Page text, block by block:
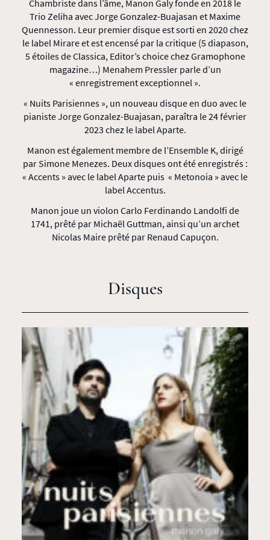
Chambriste dans l’âme, Manon Galy fonde en 2018 le
Trio Zeliha avec Jorge Gonzalez-Buajasan et Maxime
Quennesson. Leur premier disque est sorti en 2020 chez
le label Mirare et est encensé par la critique (5 diapason,
5 étoiles de Classica, Editor’s choice chez Gramophone
magazine…) Menahem Pressler parle d’un
« enregistrement exceptionnel ».
« Nuits Parisiennes », un nouveau disque en duo avec le
pianiste Jorge Gonzalez-Buajasan, paraîtra le 24 février
2023 chez le label Aparte.
Manon est également membre de l’Ensemble K, dirigé
par Simone Menezes. Deux disques ont été enregistrés :
« Accents » avec le label Aparte puis « Metonoia » avec le
label Accentus.
Manon joue un violon Carlo Ferdinando Landolfi de
1741, prêté par Michaël Guttman, ainsi qu’un archet
Nicolas Maire prêté par Renaud Capuçon.
Disques